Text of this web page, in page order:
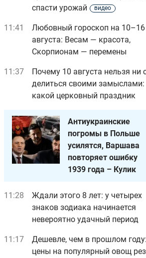
спасти урожай
видео
11:41
Любовный гороскоп на 10–16
августа: Весам — красота,
Скорпионам — перемены
11:37
Почему 10 августа нельзя ни
делиться своими замыслами:
какой церковный праздник
Антиукраинские
погромы в Польше
усилятся, Варшава
повторяет ошибку
1939 года – Кулик
11:28
Ждали этого 8 лет: у четырех
знаков зодиака начинается
невероятно удачный период
11:17
Дешевле, чем в прошлом году:
цены на популярный овощ